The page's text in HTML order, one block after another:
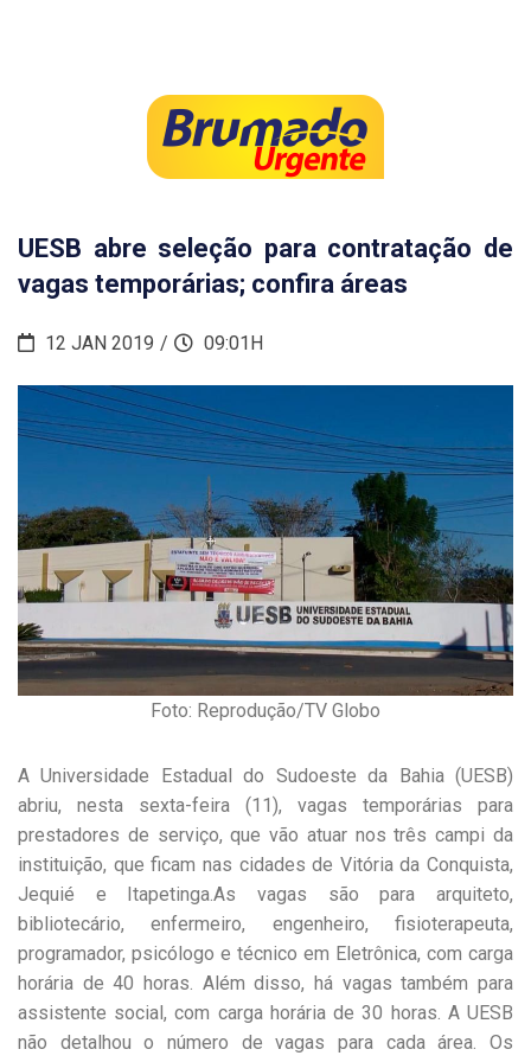
UESB abre seleção para contratação de
vagas temporárias; confira áreas
12 JAN 2019 09:01H
Foto: Reprodução/TV Globo
A Universidade Estadual do Sudoeste da Bahia (UESB)
abriu, nesta sexta-feira (11), vagas temporárias para
prestadores de serviço, que vão atuar nos três campi da
instituição, que ficam nas cidades de Vitória da Conquista,
Jequié e Itapetinga.As vagas são para arquiteto,
bibliotecário, enfermeiro, engenheiro, fisioterapeuta,
programador, psicólogo e técnico em Eletrônica, com carga
horária de 40 horas. Além disso, há vagas também para
assistente social, com carga horária de 30 horas. A UESB
não detalhou o número de vagas para cada área. Os